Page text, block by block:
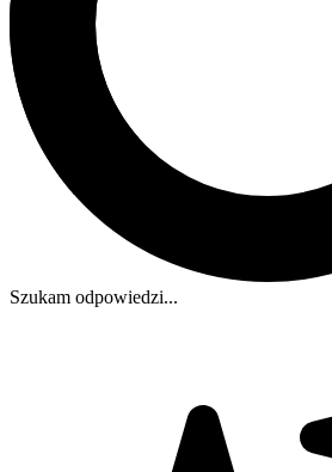
Szukam odpowiedzi...